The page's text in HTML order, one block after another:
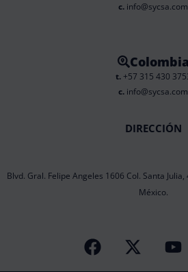
c. info@sycsa.com
Colombia
t.+57 315 430
c. info@sycsa.com
DIRECCIÓN
Blvd. Gral. Felipe Angeles 1606 Col. Santa
México.
F
a
X
-
Y
o